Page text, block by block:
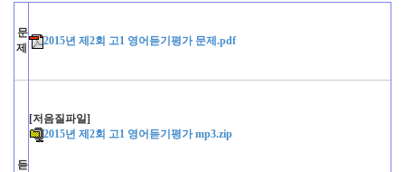
문
제
2015년 제2회 고1 영어듣기평가 문제.pdf
듣
[저음질파일]
2015년 제2회 고1 영어듣기평가 mp3.zip